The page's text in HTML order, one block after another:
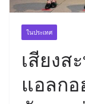
ในประเทศ
เสียงส
แอลก